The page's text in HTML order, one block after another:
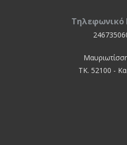
Τηλεφωνικό
ΤΚ. 52100 -